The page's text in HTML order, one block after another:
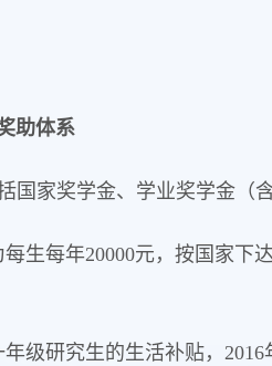
助体系
国家奖学金、学业奖学金（
每生每年20000元，按国家
年级研究生的生活补贴，